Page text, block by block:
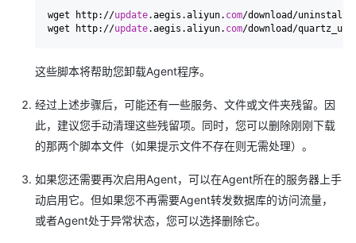
wget http://update.aegis.aliyun. com/download/uninstall.
wget http://update.aegis.aliyun. com/download/
这些脚本将帮助您卸载Agent程序。
经过上述步骤后，可能还有一些服务、文件或文件夹残留。因
此，建议您手动清理这些残留项。同时，您可以删除刚刚下载
的那两个脚本文件（如果提示文件不存在则无需处理）。
如果您还需要再次启用Agent，可以在Agent所在的服务器上手
动启用它。但如果您不再需要Agent转发数据库的访问流量，
或者Agent处于异常状态，您可以选择删除它。